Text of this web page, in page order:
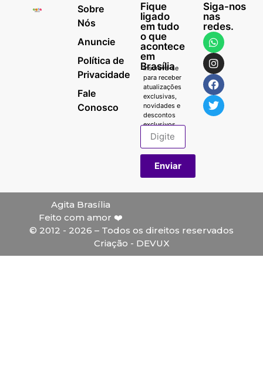
Sobre
Nós
Anuncie
Política de
Privacidade
Fale
Conosco
Fique
ligado
em tudo
o que
acontece
em
Brasília
Inscreva-se
para receber
atualizações
exclusivas,
novidades e
descontos
exclusivos.
Enviar
Siga-nos
nas
redes.
Agita Brasília
Feito com amor ❤️
© 2012 - 2026 – Todos os direitos reservados
Criação - DEVUX